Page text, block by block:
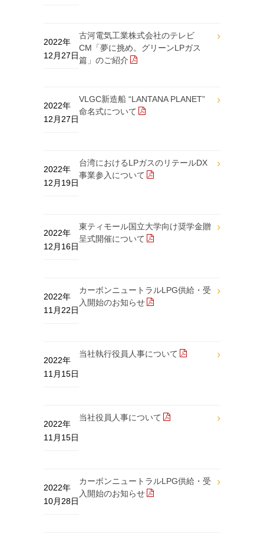
古河電気工業株式会社のテレビ
CM「夢に挑め。グリーンLPガス
篇」のご紹介
2022年
12月27日
VLGC新造船 “LANTANA PLANET”
命名式について
2022年
12月27日
台湾におけるLPガスのリテールDX
事業参入について
2022年
12月19日
東ティモール国立大学向け奨学金贈
呈式開催について
2022年
12月16日
カーボンニュートラルLPG供給・受
入開始のお知らせ
2022年
11月22日
当社執行役員人事について
2022年
11月15日
当社役員人事について
2022年
11月15日
カーボンニュートラルLPG供給・受
入開始のお知らせ
2022年
10月28日